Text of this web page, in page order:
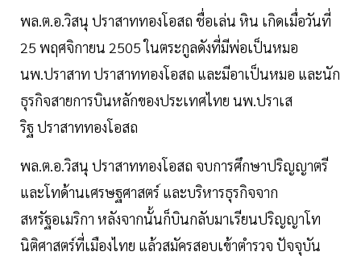
พล.ต.อ.วิสนุ ปราสาททองโอสถ ชื่อเล่น หิน เกิดเมื่อวันที่
25 พฤศจิกายน 2505 ในตระกูลดังที่มีพ่อเป็นหมอ
นพ.ปราสาท ปราสาททองโอสถ และมีอาเป็นหมอ และนัก
ธุรกิจสายการบินหลักของประเทศไทย นพ.ปราเส
ริฐ ปราสาททองโอสถ
พล.ต.อ.วิสนุ ปราสาททองโอสถ จบการศึกษาปริญญาตรี
และโทด้านเศรษฐศาสตร์ และบริหารธุรกิจจาก
สหรัฐอเมริกา หลังจากนั้นก็บินกลับมาเรียนปริญญาโท
นิติศาสตร์ที่เมืองไทย แล้วสมัครสอบเข้าตำรวจ ปัจจุบัน